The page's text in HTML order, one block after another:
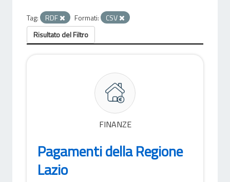
Tag: RDF Formati:
CSV
Risultato del Filtro
FINANZE
Pagamenti della Regione
Lazio